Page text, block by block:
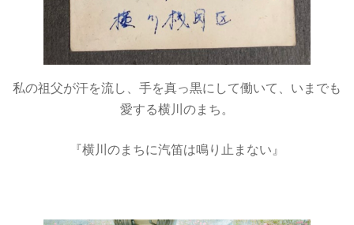
私の祖父が汗を流し、手を真っ黒にして働いて、いまでも
愛する横川のまち。
『横川のまちに汽笛は鳴り止まない』